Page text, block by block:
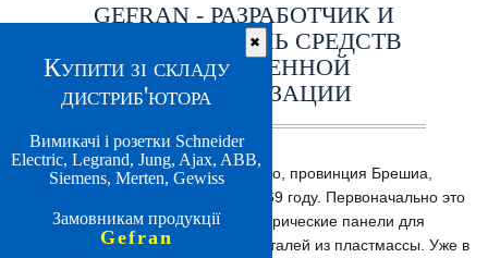
GEFRAN - РАЗРАБОТЧИК И
ПРОИЗВОДИТЕЛЬ СРЕДСТВ
ПРОМЫШЛЕННОЙ
АВТОМАТИЗАЦИИ
Gefran S.p.A., Провальо-д’Изео, провинция Брешиа,
Ломбардия, Италия, создана в 1969 году. Первоначально это
был цех, выпускающий электрические панели для
оборудования по изготовлению деталей из пластмассы. Уже в
Купити зі складу
дистриб'ютора
Вимикачі і розетки Schneider
Electric, Legrand, Jung, Ajax, ABB,
Siemens, Merten, Gewiss
Замовникам продукції
Gefran
✖